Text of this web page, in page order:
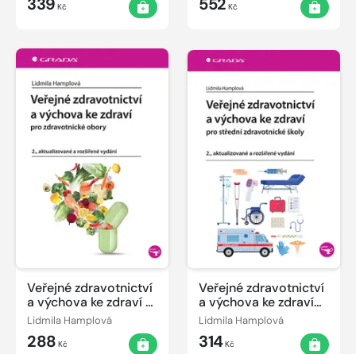
Kč Kč
Veřejné zdravotnictví
a výchova ke zdraví -
pro zdravotnické
aktualizované a
Lidmila Hamplová
288 Kč
Veřejné zdravotnictví
a výchova ke zdraví
pro SZŠ
Lidmila Hamplová
314Kč